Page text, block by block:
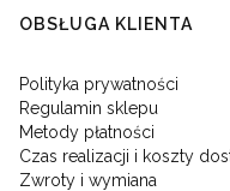
OBSŁUGA KLIENTA
Polityka prywatności
Regulamin sklepu
Metody płatności
Czas realizacji i koszty
Zwroty i wymiana